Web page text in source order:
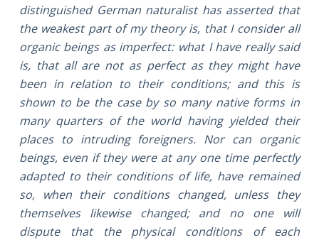
distinguished German naturalist has asserted that
the weakest part of my theory is, that I consider all
organic beings as imperfect: what I have really said
is, that all are not as perfect as they might have
been in relation to their conditions; and this is
shown to be the case by so many native forms in
many quarters of the world having yielded their
places to intruding foreigners. Nor can organic
beings, even if they were at any one time perfectly
adapted to their conditions of life, have remained
so, when their conditions changed, unless they
themselves likewise changed; and no one will
dispute that the physical conditions of each